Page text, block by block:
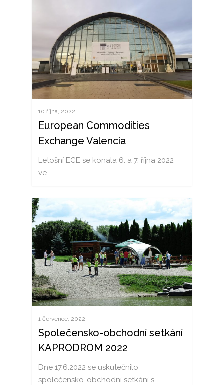
10 října, 2022
European Commodities
Exchange Valencia
Letošní ECE se konala 6. a 7. října 2022
ve…
1 července, 2022
Společensko-obchodní setkání
KAPRODROM 2022
Dne 17.6.2022 se uskutečnilo
společensko-obchodní setkání s